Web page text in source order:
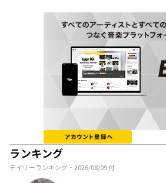
ランキング
デイリーランキング・ 2026/08/09付